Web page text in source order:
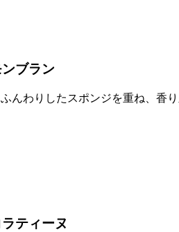
ブラン
んわりしたスポンジを重ね、香
ティーヌ